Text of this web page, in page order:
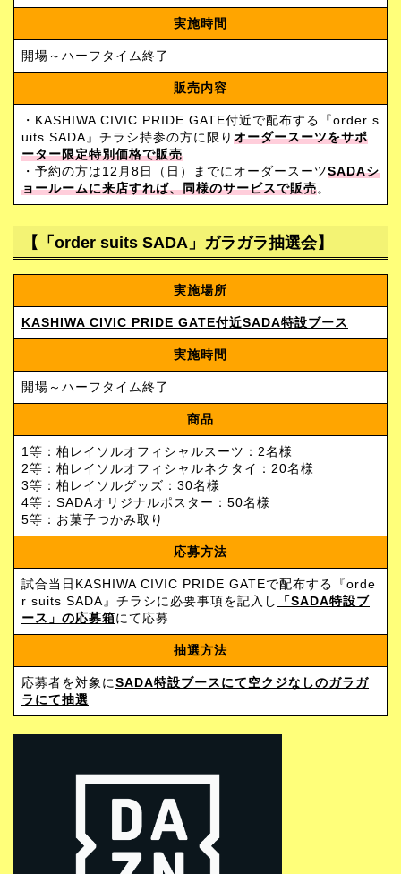
実施時間
開場～ハーフタイム終了
販売内容
・KASHIWA CIVIC PRIDE GATE付近で配布する『order s
uits SADA』チラシ持参の方に限り オーダースーツをサポ
ーター限定特別価格で販売
・予約の方は12月8日（日）までにオーダースーツSADAシ
ョールームに来店すれば、同様のサービスで販売。
【「order suits SADA」ガラガラ抽選会】
実施場所
KASHIWA CIVIC PRIDE GATE付近SADA特設ブース
実施時間
開場～ハーフタイム終了
商品
1等：柏レイソルオフィシャルスーツ：2名様
2等：柏レイソルオフィシャルネクタイ：20名様
3等：柏レイソルグッズ：30名様
4等：SADAオリジナルポスター：50名様
5等：お菓子つかみ取り
応募方法
試合当日KASHIWA CIVIC PRIDE GATEで配布する『orde
r suits SADA』チラシに必要事項を記入し
「SADA特設ブ
ース」の応募箱にて応募
抽選方法
応募者を対象にSADA特設ブースにて空クジなしのガラガ
ラにて抽選